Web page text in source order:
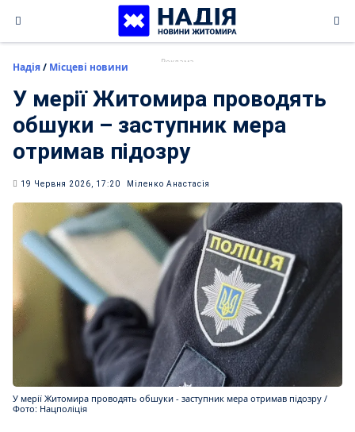
content
Надія/ Місцеві новини
У мерії Житомира проводять
обшуки – заступник мера
отримав підозру
19 Червня 2026, 17:20 Міленко Анастасія
У мерії Житомира проводять обшуки - заступник мера отримав підозру /
Фото: Нацполіція